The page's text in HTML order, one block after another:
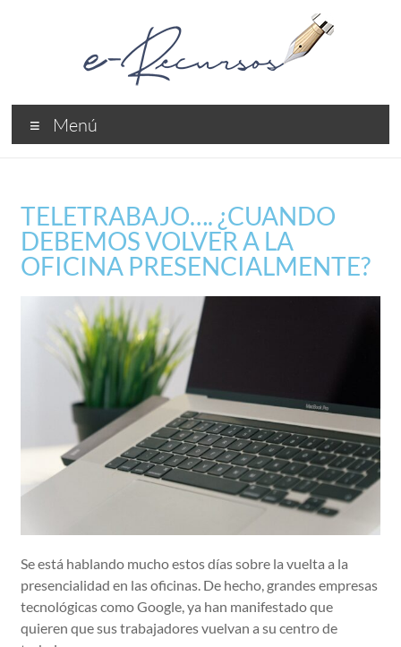
Menú
TELETRABAJO…. ¿CUANDO
DEBEMOS VOLVER A LA
OFICINA PRESENCIALMENTE?
Se está hablando mucho estos días sobre la vuelta a la
presencialidad en las oficinas. De hecho, grandes empresas
tecnológicas como Google, ya han manifestado que
quieren que sus trabajadores vuelvan a su centro de